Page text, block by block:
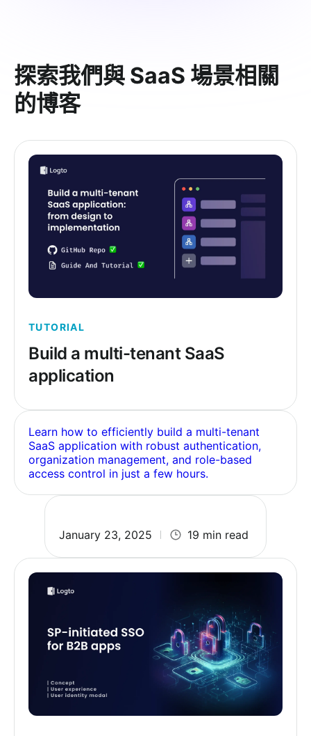
探索我們與 SaaS 場景相關
的博客
TUTORIAL
Build a multi-tenant SaaS
application
Learn how to efficiently build a multi-tenant
SaaS application with robust authentication,
organization management, and role-based
access control in just a few hours.
January 23, 2025 19 min read